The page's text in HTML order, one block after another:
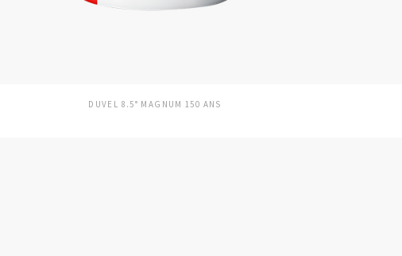
DUVEL 8.5° MAGNUM 150 ANS